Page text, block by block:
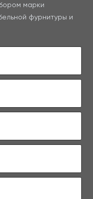
марки
фурнитуры и